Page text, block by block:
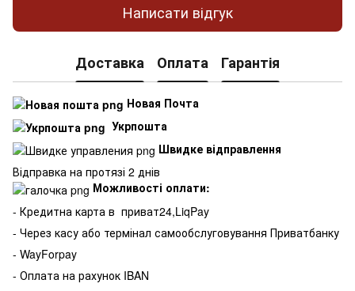
Написати відгук
Доставка Оплата Гарантія
Новая Почта
Укрпошта
Швидке відправлення
Відправка на протязі 2 днів
Можливості оплати:
- Кредитна карта в приват24,LiqPay
- Через касу або термінал самообслуговування Приватбанку
- WayForpay
- Оплата на рахунок IBAN